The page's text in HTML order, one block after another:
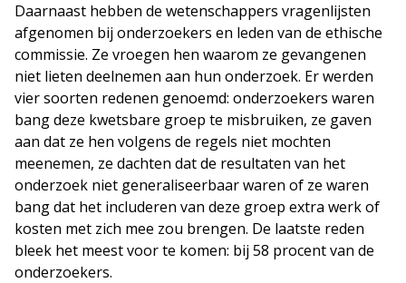
Daarnaast hebben de wetenschappers vragenlijsten
afgenomen bij onderzoekers en leden van de ethische
commissie. Ze vroegen hen waarom ze gevangenen
niet lieten deelnemen aan hun onderzoek. Er werden
vier soorten redenen genoemd: onderzoekers waren
bang deze kwetsbare groep te misbruiken, ze gaven
aan dat ze hen volgens de regels niet mochten
meenemen, ze dachten dat de resultaten van het
onderzoek niet generaliseerbaar waren of ze waren
bang dat het includeren van deze groep extra werk of
kosten met zich mee zou brengen. De laatste reden
bleek het meest voor te komen: bij 58 procent van de
onderzoekers.